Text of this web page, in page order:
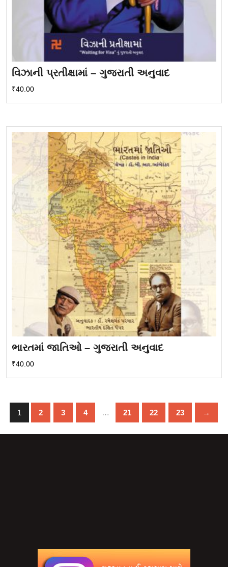
વિઝાની પ્રતીક્ષામાં – ગુજરાતી અનુવાદ
₹40.00
ભારતમાં જાતિઓ – ગુજરાતી અનુવાદ
₹40.00
1 2 3 4 … 21 22 23 →